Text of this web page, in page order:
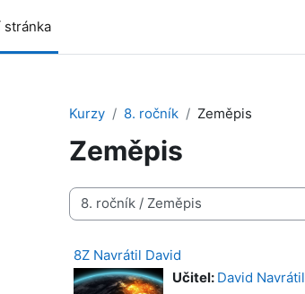
Kurzy 8. ročník Zeměpis
Zeměpis
Kategorie kurzů
8Z Navrátil David
Učitel: David Navrátil